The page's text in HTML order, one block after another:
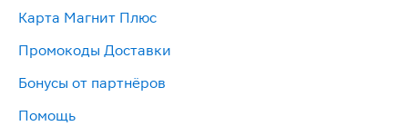
Карта Магнит Плюс
Промокоды Доставки
Бонусы от партнёров
Помощь